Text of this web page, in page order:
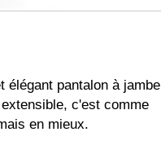
élégant pantalon à jambe
c'est comme
en mieux.